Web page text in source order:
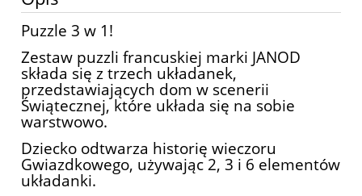
Puzzle 3 w 1!
Zestaw puzzli francuskiej marki JANOD
składa się z trzech układanek,
przedstawiających dom w scenerii
Świątecznej, które układa się na sobie
warstwowo.
Dziecko odtwarza historię wieczoru
Gwiazdkowego, używając 2, 3 i 6 elementów
układanki.